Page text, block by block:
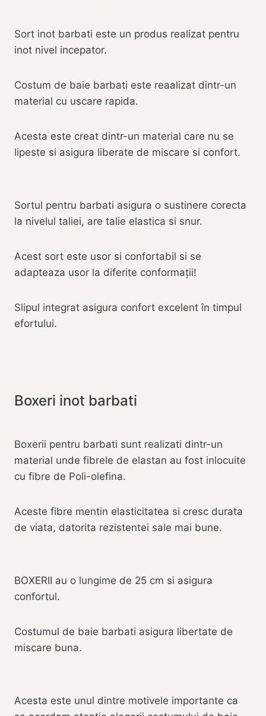
Sort inot barbati este un produs realizat pentru
inot nivel incepator.
Costum de baie barbati este reaalizat dintr-un
material cu uscare rapida.
Acesta este creat dintr-un material care nu se
lipeste si asigura liberate de miscare si confort.
Sortul pentru barbati asigura o sustinere corecta
la nivelul taliei, are talie elastica si snur.
Acest sort este usor si confortabil si se
adapteaza usor la diferite conformații!
Slipul integrat asigura confort excelent în timpul
efortului.
Boxeri inot barbati
Boxerii pentru barbati sunt realizati dintr-un
material unde fibrele de elastan au fost inlocuite
cu fibre de Poli-olefina.
Aceste fibre mentin elasticitatea si cresc durata
de viata, datorita rezistentei sale mai bune.
BOXERII au o lungime de 25 cm si asigura
confortul.
Costumul de baie barbati asigura libertate de
miscare buna.
Acesta este unul dintre motivele importante ca